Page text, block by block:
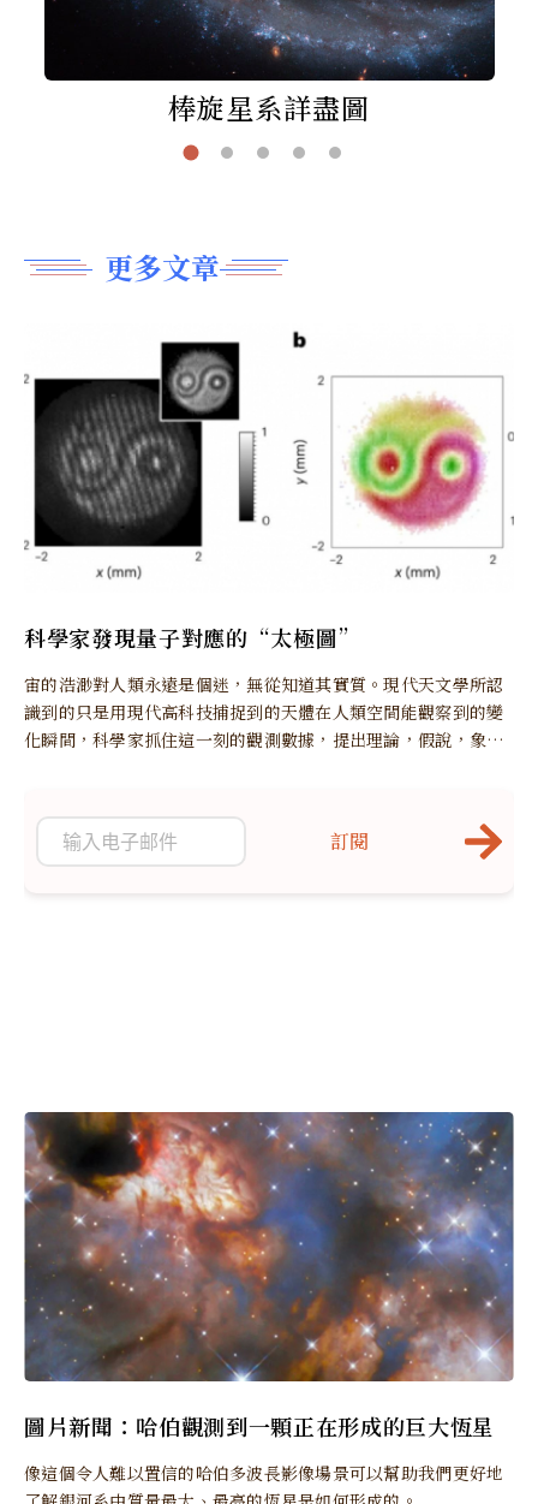
棒旋星系詳盡圖
更多文章
科學家發現量子對應的“太極圖”
宙的浩渺對人類永遠是個迷，無從知道其實質。現代天文學所認
識到的只是用現代高科技捕捉到的天體在人類空間能觀察到的變
化瞬間，科學家抓住這一刻的觀測數據，提出理論，假說，象盲
圖片新聞：哈伯觀測到一顆正在形成的巨大恆星
像這個令人難以置信的哈​​伯多波長影像場景可以幫助我們更好地
訂閱